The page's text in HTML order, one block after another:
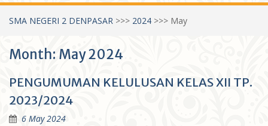
SMA NEGERI 2 DENPASAR >>> 2024 >>> May
Month: May 2024
PENGUMUMAN KELULUSAN KELAS XII TP.
2023/2024
6 May 2024